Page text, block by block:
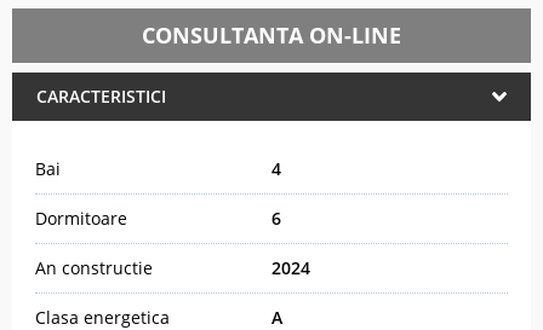
CONSULTANTA ON-LINE
CARACTERISTICI
Bai 4
Dormitoare 6
An constructie 2024
Clasa energetica A